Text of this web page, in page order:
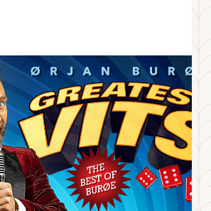
"Greatest Vits"
2025
19:00
18:00
Forum Scene